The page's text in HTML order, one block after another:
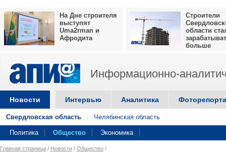
На Дне строителя
выступят
Uma2rman и
Афродита
Строители
области
больше
Информационно-
Новости Интервью Аналитика
Свердловская область Челябинская область
Политика Общество Экономика
Главная страница / Новости / Общество /